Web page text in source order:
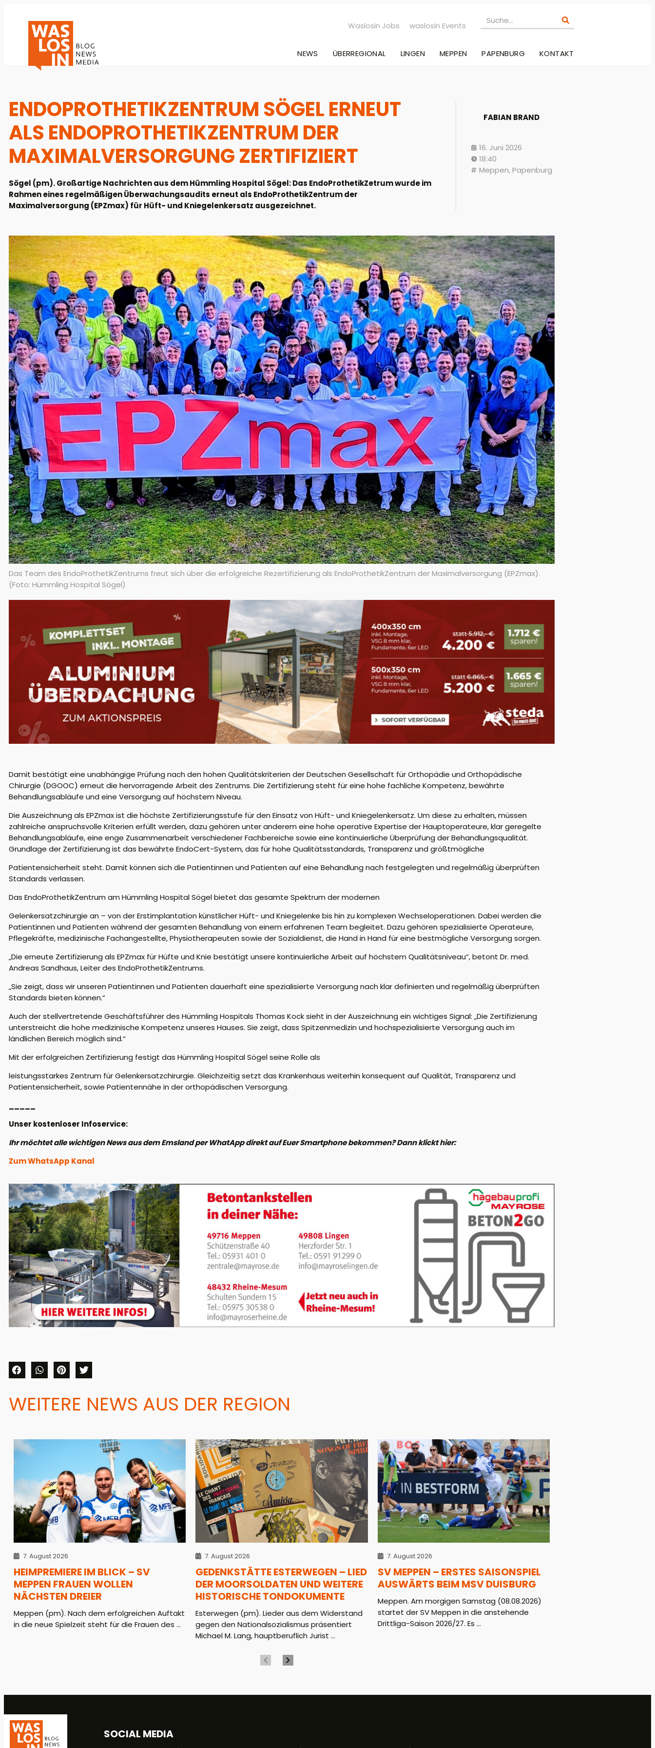
Waslosin Jobs waslosin Events
NEWS ÜBERREGIONAL LINGEN MEPPEN PAPENBURG KONTAKT
ENDOPROTHETIKZENTRUM SÖGEL ERNEUT
ALS ENDOPROTHETIKZENTRUM DER
MAXIMALVERSORGUNG ZERTIFIZIERT
Sögel (pm). Großartige Nachrichten aus dem Hümmling Hospital Sögel: Das EndoProthetikZetrum wurde im
Rahmen eines regelmäßigen Überwachungsaudits erneut als EndoProthetikZentrum der
Maximalversorgung (EPZmax) für Hüft- und Kniegelenkersatz ausgezeichnet.
FABIAN BRAND
16. Juni 2026
18:40
Meppen,Papenburg
Das Team des EndoProthetikZentrums freut sich über die erfolgreiche Rezertifizierung als EndoProthetikZentrum der Maximalversorgung (EPZmax).
(Foto: Hümmling Hospital Sögel)
Damit bestätigt eine unabhängige Prüfung nach den hohen Qualitätskriterien der Deutschen Gesellschaft für Orthopädie und Orthopädische
Chirurgie (DGOOC) erneut die hervorragende Arbeit des Zentrums. Die Zertifizierung steht für eine hohe fachliche Kompetenz, bewährte
Behandlungsabläufe und eine Versorgung auf höchstem Niveau.
Die Auszeichnung als EPZmax ist die höchste Zertifizierungsstufe für den Einsatz von Hüft- und Kniegelenkersatz. Um diese zu erhalten, müssen
zahlreiche anspruchsvolle Kriterien erfüllt werden, dazu gehören unter anderem eine hohe operative Expertise der Hauptoperateure, klar geregelte
Behandlungsabläufe, eine enge Zusammenarbeit verschiedener Fachbereiche sowie eine kontinuierliche Überprüfung der Behandlungsqualität.
Grundlage der Zertifizierung ist das bewährte EndoCert-System, das für hohe Qualitätsstandards, Transparenz und größtmögliche
Patientensicherheit steht. Damit können sich die Patientinnen und Patienten auf eine Behandlung nach festgelegten und regelmäßig überprüften
Standards verlassen.
Das EndoProthetikZentrum am Hümmling Hospital Sögel bietet das gesamte Spektrum der modernen
Gelenkersatzchirurgie an – von der Erstimplantation künstlicher Hüft- und Kniegelenke bis hin zu komplexen Wechseloperationen. Dabei werden die
Patientinnen und Patienten während der gesamten Behandlung von einem erfahrenen Team begleitet. Dazu gehören spezialisierte Operateure,
Pflegekräfte, medizinische Fachangestellte, Physiotherapeuten sowie der Sozialdienst, die Hand in Hand für eine bestmögliche Versorgung sorgen.
„Die erneute Zertifizierung als EPZmax für Hüfte und Knie bestätigt unsere kontinuierliche Arbeit auf höchstem Qualitätsniveau“, betont Dr. med.
Andreas Sandhaus, Leiter des EndoProthetikZentrums.
„Sie zeigt, dass wir unseren Patientinnen und Patienten dauerhaft eine spezialisierte Versorgung nach klar definierten und regelmäßig überprüften
Standards bieten können.“
Auch der stellvertretende Geschäftsführer des Hümmling Hospitals Thomas Kock sieht in der Auszeichnung ein wichtiges Signal: „Die Zertifizierung
unterstreicht die hohe medizinische Kompetenz unseres Hauses. Sie zeigt, dass Spitzenmedizin und hochspezialisierte Versorgung auch im
ländlichen Bereich möglich sind.“
Mit der erfolgreichen Zertifizierung festigt das Hümmling Hospital Sögel seine Rolle als
leistungsstarkes Zentrum für Gelenkersatzchirurgie. Gleichzeitig setzt das Krankenhaus weiterhin konsequent auf Qualität, Transparenz und
Patientensicherheit, sowie Patientennähe in der orthopädischen Versorgung.
Unser kostenloser Infoservice:
Ihr möchtet alle wichtigen News aus dem Emsland per WhatApp direkt auf Euer Smartphone bekommen? Dann klickt hier:
Zum WhatsApp Kanal
WEITERE NEWS AUS DER REGION
7. August 2026
HEIMPREMIERE IM BLICK – SV
MEPPEN FRAUEN WOLLEN
NÄCHSTEN DREIER
Meppen (pm). Nach dem erfolgreichen Auftakt
in die neue Spielzeit steht für die Frauen des ...
7. August 2026
GEDENKSTÄTTE ESTERWEGEN – LIED
DER MOORSOLDATEN UND WEITERE
HISTORISCHE TONDOKUMENTE
Esterwegen (pm). Lieder aus dem Widerstand
gegen den Nationalsozialismus präsentiert
Michael M. Lang, hauptberuflich Jurist ...
7. August 2026
SV MEPPEN – ERSTES SAISONSPIEL
AUSWÄRTS BEIM MSV DUISBURG
Meppen. Am morgigen Samstag (08.08.2026)
startet der SV Meppen in die anstehende
Drittliga-Saison 2026/27. Es ...
SOCIAL MEDIA